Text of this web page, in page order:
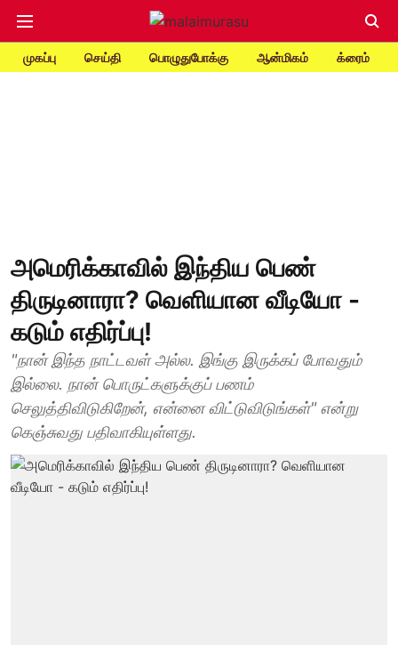
முகப்பு செய்தி பொழுதுபோக்கு ஆன்மிகம் க்ரைம்
அமெரிக்காவில் இந்திய பெண்
திருடினாரா? வெளியான வீடியோ -
கடும் எதிர்ப்பு!
"நான் இந்த நாட்டவள் அல்ல. இங்கு இருக்கப் போவதும்
இல்லை. நான் பொருட்களுக்குப் பணம்
செலுத்திவிடுகிறேன், என்னை விட்டுவிடுங்கள்" என்று
கெஞ்சுவது பதிவாகியுள்ளது.